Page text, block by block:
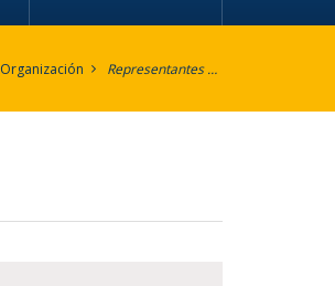
Organización Representantes en Junta de Centro